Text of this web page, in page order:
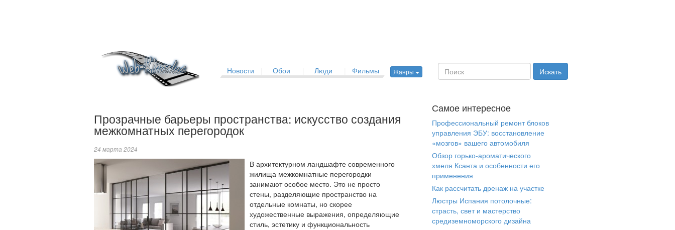
Новости Обои Люди Фильмы Жанры
Прозрачные барьеры пространства: искусство создания
межкомнатных перегородок
24 марта 2024
В архитектурном ландшафте современного
жилища межкомнатные перегородки
занимают особое место. Это не просто
стены, разделяющие пространство на
отдельные комнаты, но скорее
художественные выражения, определяющие
стиль, эстетику и функциональность
Самое интересное
Профессиональный ремонт блоков
управления ЭБУ: восстановление
«мозгов» вашего автомобиля
Обзор горько-ароматического
хмеля Ксанта и особенности его
применения
Как рассчитать дренаж на участке
Люстры Испания потолочные:
страсть, свет и мастерство
средиземноморского дизайна